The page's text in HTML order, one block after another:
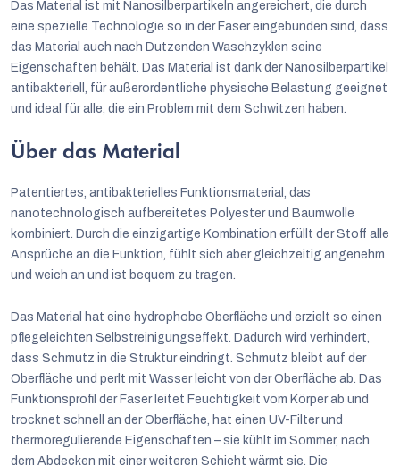
Das Material ist mit Nanosilberpartikeln angereichert, die durch
eine spezielle Technologie so in der Faser eingebunden sind, dass
das Material auch nach Dutzenden Waschzyklen seine
Eigenschaften behält. Das Material ist dank der Nanosilberpartikel
antibakteriell, für außerordentliche physische Belastung geeignet
und ideal für alle, die ein Problem mit dem Schwitzen haben.
Über das Material
Patentiertes, antibakterielles Funktionsmaterial, das
nanotechnologisch aufbereitetes Polyester und Baumwolle
kombiniert. Durch die einzigartige Kombination erfüllt der Stoff alle
Ansprüche an die Funktion, fühlt sich aber gleichzeitig angenehm
und weich an und ist bequem zu tragen.
Das Material hat eine hydrophobe Oberfläche und erzielt so einen
pflegeleichten Selbstreinigungseffekt. Dadurch wird verhindert,
dass Schmutz in die Struktur eindringt. Schmutz bleibt auf der
Oberfläche und perlt mit Wasser leicht von der Oberfläche ab. Das
Funktionsprofil der Faser leitet Feuchtigkeit vom Körper ab und
trocknet schnell an der Oberfläche, hat einen UV-Filter und
thermoregulierende Eigenschaften – sie kühlt im Sommer, nach
dem Abdecken mit einer weiteren Schicht wärmt sie. Die